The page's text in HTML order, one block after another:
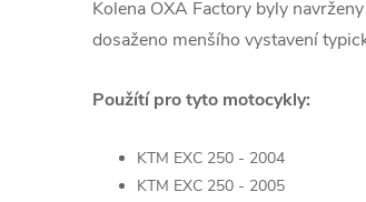
Kolena OXA Factory byly
dosaženo menšího vystavení
Použítí pro tyto motocykly:
KTM EXC 250 - 2004
KTM EXC 250 - 2005